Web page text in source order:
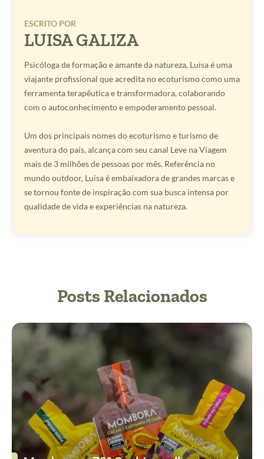
ESCRITO POR
LUISA GALIZA
Psicóloga de formação e amante da natureza, Luisa é uma
viajante profissional que acredita no ecoturismo como uma
ferramenta terapêutica e transformadora, colaborando
com o autoconhecimento e empoderamento pessoal.
Um dos principais nomes do ecoturismo e turismo de
aventura do país, alcança com seu canal Leve na Viagem
mais de 3 milhões de pessoas por mês. Referência no
mundo outdoor, Luisa é embaixadora de grandes marcas e
se tornou fonte de inspiração com sua busca intensa por
qualidade de vida e experiências na natureza.
Posts Relacionados